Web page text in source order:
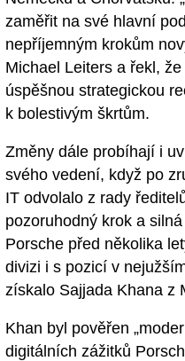
zaměřit na své hlavní
nepříjemným krokům
Michael Leiters a řekl,
úspěšnou strategickou
k bolestivým škrtům.
Změny dále probíhají i
svého vedení, když po
IT odvolalo z rady
pozoruhodný krok a
Porsche před několika
divizi i s pozicí v
získalo Sajjada Khana z
Khan byl pověřen
digitálních zážitků